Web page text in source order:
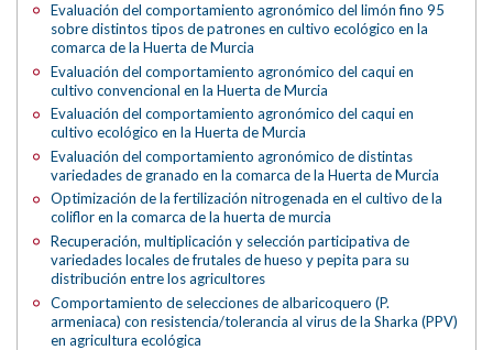
Evaluación del comportamiento agronómico del limón fino 95
sobre distintos tipos de patrones en cultivo ecológico en la
comarca de la Huerta de Murcia
Evaluación del comportamiento agronómico del caqui en
cultivo convencional en la Huerta de Murcia
Evaluación del comportamiento agronómico del caqui en
cultivo ecológico en la Huerta de Murcia
Evaluación del comportamiento agronómico de distintas
variedades de granado en la comarca de la Huerta de Murcia
Optimización de la fertilización nitrogenada en el cultivo de la
coliflor en la comarca de la huerta de murcia
Recuperación, multiplicación y selección participativa de
variedades locales de frutales de hueso y pepita para su
distribución entre los agricultores
Comportamiento de selecciones de albaricoquero (P.
armeniaca) con resistencia/tolerancia al virus de la Sharka (PPV)
en agricultura ecológica